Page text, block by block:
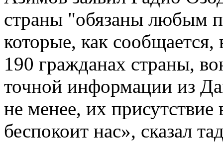
страны "обязаны любым
которые, как
190 гражданах страны,
точной информации из
не менее, их
беспокоит нас», сказал